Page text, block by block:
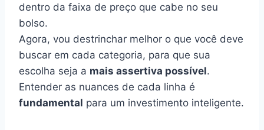
dentro da faixa de preço que cabe no seu
bolso.
Agora, vou destrinchar melhor o que você deve
buscar em cada categoria, para que sua
escolha seja a mais assertiva possível.
Entender as nuances de cada linha é
fundamental para um investimento inteligente.